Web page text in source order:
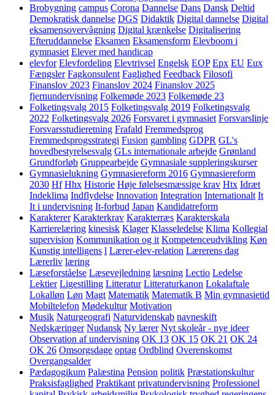
Brobygning campus Corona Dannelse Dans Dansk Deltid
Demokratisk dannelse DGS Didaktik Digital dannelse Digital
eksamensovervågning Digital krænkelse Digitalisering
Efteruddannelse Eksamen Eksamensform Elevboom i
gymnasiet Elever med handicap
elevfor Elevfordeling Elevtrivsel Engelsk EOP Epx EU Eux
Fængsler Fagkonsulent Faglighed Feedback Filosofi
Finanslov 2023 Finanslov 2024 Finanslov 2025
fjernundervisning Folkemøde 2023 Folkemøde 23
Folketingsvalg 2015 Folketingsvalg 2019 Folketingsvalg
2022 Folketingsvalg 2026 Forsvaret i gymnasiet Forsvarslinje
Forsvarsstudieretning Frafald Fremmedsprog
Fremmedsprogsstrategi Fusion gambling GDPR GL's
hovedbestyrelsesvalg GLs internationale arbejde Grønland
Grundforløb Gruppearbejde Gymnasiale suppleringskurser
Gymnasielukning Gymnasiereform 2016 Gymnasiereform
2030 Hf Hhx Historie Høje følelsesmæssige krav Htx Idræt
Indeklima Indflydelse Innovation Integration Internationalt It
It i undervisning It-forbud Japan Kandidatreform
Karakterer Karakterkrav Karakterræs Karakterskala
Karrierelæring kinesisk Klager Klasseledelse Klima Kollegial
supervision Kommunikation og it Kompetenceudvikling Køn
Kunstig intelligens l Lærer-elev-relation Lærerens dag
Lærerliv læring
Læseforståelse Læsevejledning læsning Lectio Ledelse
Lektier Ligestilling Litteratur Litteraturkanon Lokalaftale
Lokalløn Løn Magt Matematik Matematik B Min gymnasietid
Mobiltelefon Mødekultur Motivation
Musik Naturgeografi Naturvidenskab navneskift
Nedskæringer Nudansk Ny lærer Nyt skoleår - nye ideer
Observation af undervisning OK 13 OK 15 OK 21 OK 24
OK 26 Omsorgsdage optag Ordblind Overenskomst
Overgangsalder
Pædagogikum Palæstina Pension politik Præstationskultur
Praksisfaglighed Praktikant privatundervisning Professionel